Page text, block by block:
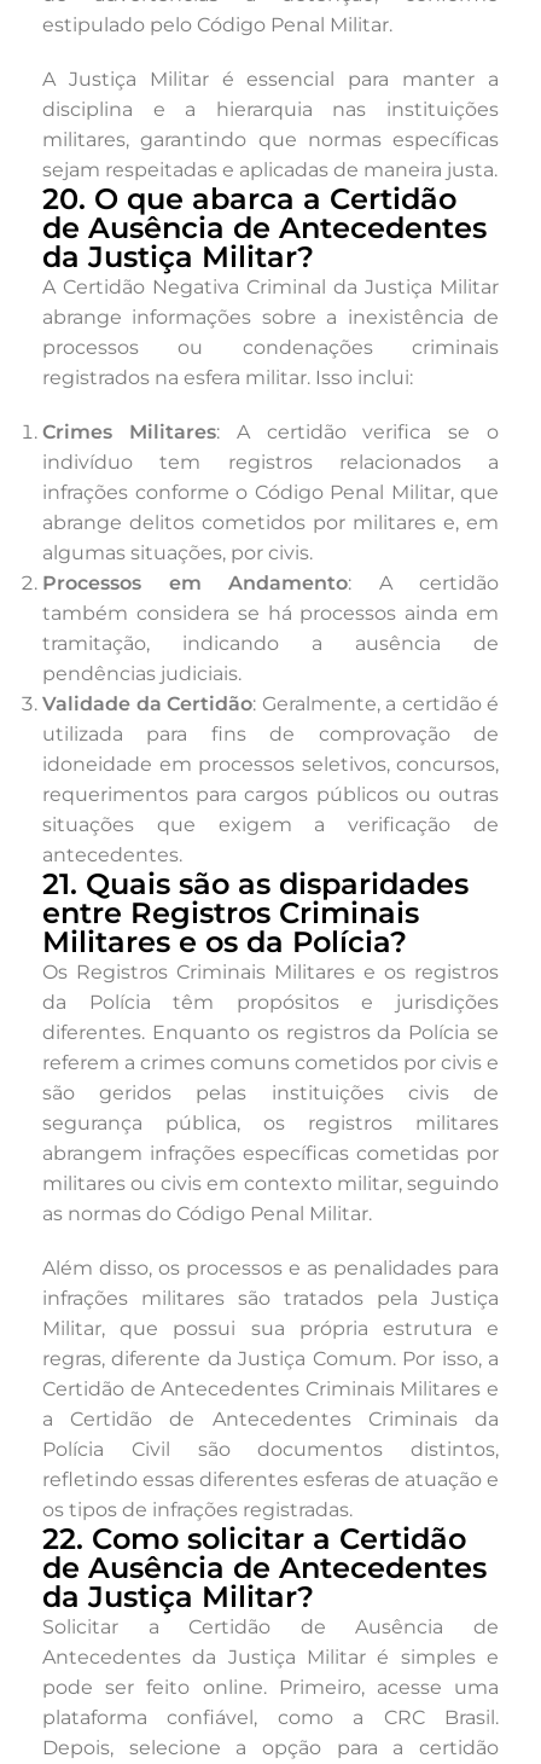
estipulado pelo Código Penal Militar.
A Justiça Militar é essencial para manter a
disciplina e a hierarquia nas instituições
militares, garantindo que normas específicas
sejam respeitadas e aplicadas de maneira justa.
20. O que abarca a Certidão
de Ausência de Antecedentes
da Justiça Militar?
A Certidão Negativa Criminal da Justiça Militar
abrange informações sobre a inexistência de
processos ou condenações criminais
registrados na esfera militar. Isso inclui:
Crimes Militares: A certidão verifica se o
indivíduo tem registros relacionados a
infrações conforme o Código Penal Militar, que
abrange delitos cometidos por militares e, em
algumas situações, por civis.
Processos em Andamento: A certidão
também considera se há processos ainda em
tramitação, indicando a ausência de
pendências judiciais.
Validade da Certidão: Geralmente, a certidão é
utilizada para fins de comprovação de
idoneidade em processos seletivos, concursos,
requerimentos para cargos públicos ou outras
situações que exigem a verificação de
antecedentes.
21. Quais são as disparidades
entre Registros Criminais
Militares e os da Polícia?
Os Registros Criminais Militares e os registros
da Polícia têm propósitos e jurisdições
diferentes. Enquanto os registros da Polícia se
referem a crimes comuns cometidos por civis e
são geridos pelas instituições civis de
segurança pública, os registros militares
abrangem infrações específicas cometidas por
militares ou civis em contexto militar, seguindo
as normas do Código Penal Militar.
Além disso, os processos e as penalidades para
infrações militares são tratados pela Justiça
Militar, que possui sua própria estrutura e
regras, diferente da Justiça Comum. Por isso, a
Certidão de Antecedentes Criminais Militares e
a Certidão de Antecedentes Criminais da
Polícia Civil são documentos distintos,
refletindo essas diferentes esferas de atuação e
os tipos de infrações registradas.
22. Como solicitar a Certidão
de Ausência de Antecedentes
da Justiça Militar?
Solicitar a Certidão de Ausência de
Antecedentes da Justiça Militar é simples e
pode ser feito online. Primeiro, acesse uma
plataforma confiável, como a CRC Brasil.
Depois, selecione a opção para a certidão